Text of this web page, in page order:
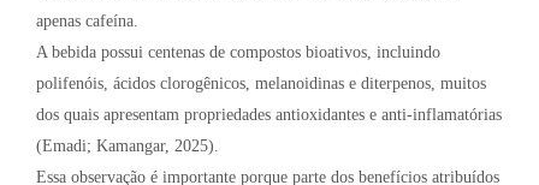
apenas cafeína.
A bebida possui centenas de compostos bioativos, incluindo
polifenóis, ácidos clorogênicos, melanoidinas e diterpenos, muitos
dos quais apresentam propriedades antioxidantes e anti-inflamatórias
(Emadi; Kamangar, 2025).
Essa observação é importante porque parte dos benefícios atribuídos